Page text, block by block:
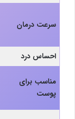
سرعت درمان
احساس درد
مناسب برای
پوست